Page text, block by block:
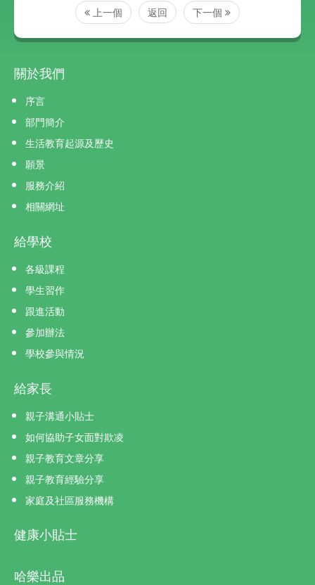
上一個 返回 下一個
關於我們
序言
部門簡介
生活教育起源及歷史
願景
服務介紹
相關網址
給學校
各級課程
學生習作
跟進活動
參加辦法
學校參與情況
給家長
親子溝通小貼士
如何協助子女面對欺凌
親子教育文章分享
親子教育經驗分享
家庭及社區服務機構
健康小貼士
哈樂出品